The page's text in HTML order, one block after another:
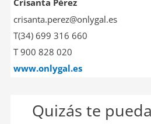
Crisanta Pérez
crisanta.perez@onlygal.es
T(34) 699 316 660
T 900 828 020
www.onlygal.es
Quizás te